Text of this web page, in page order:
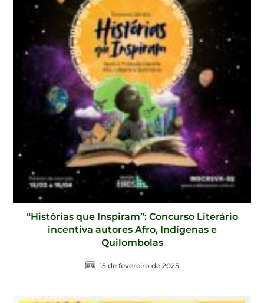
“Histórias que Inspiram”: Concurso Literário
incentiva autores Afro, Indígenas e
Quilombolas
15 de fevereiro de 2025